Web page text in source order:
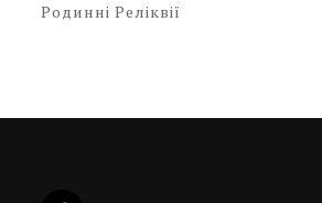
Родинні Реліквії